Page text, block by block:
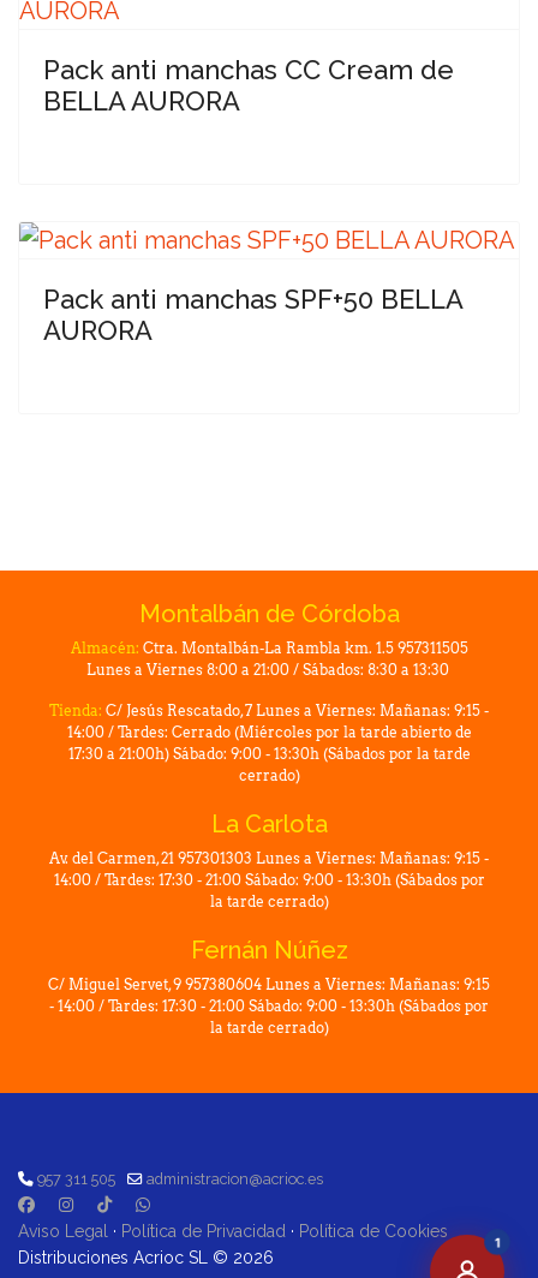
Pack anti manchas CC Cream de
BELLA AURORA
Pack anti manchas SPF+50 BELLA
AURORA
Montalbán de Córdoba
Almacén: Ctra. Montalbán-La Rambla km. 1.5 957311505
Lunes a Viernes 8:00 a 21:00 / Sábados: 8:30 a 13:30
Tienda: C/ Jesús Rescatado, 7 Lunes a Viernes: Mañanas: 9:15 -
14:00 / Tardes: Cerrado (Miércoles por la tarde abierto de
17:30 a 21:00h) Sábado: 9:00 - 13:30h (Sábados por la tarde
cerrado)
La Carlota
Av. del Carmen, 21 957301303 Lunes a Viernes: Mañanas: 9:15 -
14:00 / Tardes: 17:30 - 21:00 Sábado: 9:00 - 13:30h (Sábados por
la tarde cerrado)
Fernán Núñez
C/ Miguel Servet, 9 957380604 Lunes a Viernes: Mañanas: 9:15
- 14:00 / Tardes: 17:30 - 21:00 Sábado: 9:00 - 13:30h (Sábados por
la tarde cerrado)
957 311 505 administracion@acrioc.es
Aviso Legal · Política de Privacidad · Política de Cookies
Distribuciones Acrioc SL © 2026
1